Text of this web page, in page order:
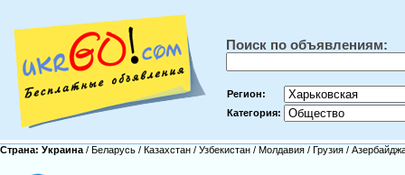
Поиск по объявлениям:
Регион:
Категория:
Страна: Украина / Беларусь / Казахстан / Узбекистан / Молдавия / Грузия /